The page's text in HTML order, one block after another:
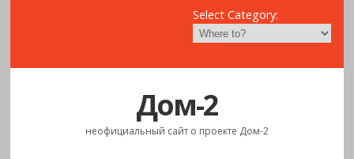
Select Category:
Дом-2
неофициальный сайт о проекте Дом-2